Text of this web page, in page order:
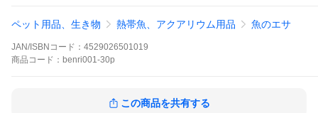
【冷凍食品の送料＜クール便について＞】
●冷凍便(クール便)商品ですので(324円追加いたします)*120サイ
●冷凍便(クール便)以外との同梱不可＜通常と冷凍で２個口発送＞
ペット用品、生き物 熱帯魚、アクアリウム用品 魚のエサ
JAN/ISBNコード： 4529026501019
商品 コード： benri001-30p
この商品を共有する